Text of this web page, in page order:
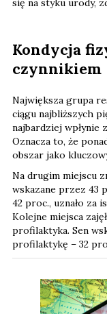
Kondycja
czynnikiem
Największa grupa
ciągu najbliższych
najbardziej wpłynie
Oznacza to, że
obszar jako
Na drugim miejscu
wskazane przez 43
42 proc., uznało za
Kolejne miejsca
profilaktyka. Sen
profilaktykę – 32